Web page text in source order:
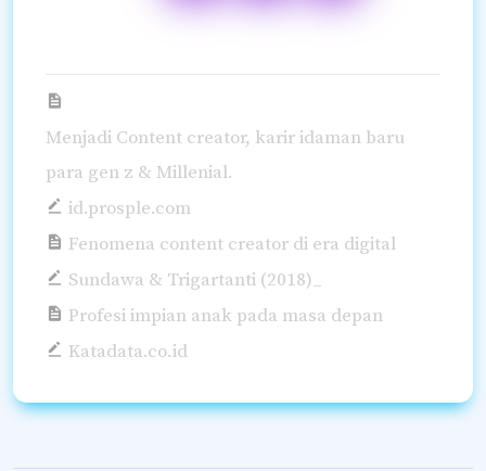
Menjadi Content creator, karir idaman baru
para gen z & Millenial.
id.prosple.com
Fenomena content creator di era digital
Sundawa & Trigartanti (2018)_
Profesi impian anak pada masa depan
Katadata.co.id